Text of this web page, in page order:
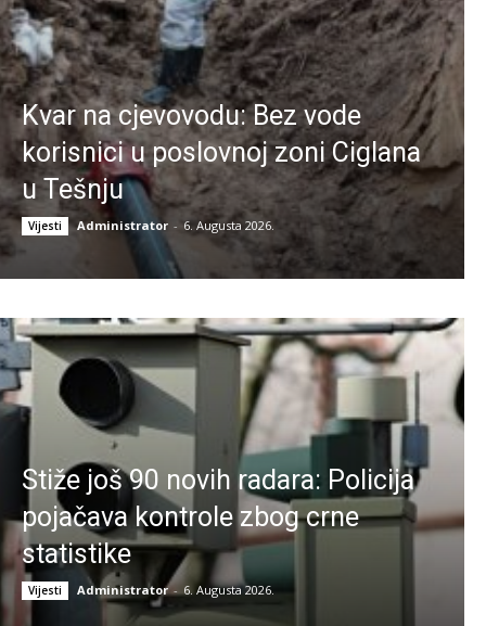
Kvar na cjevovodu: Bez vode
korisnici u poslovnoj zoni Ciglana
u Tešnju
Vijesti Administrator - 6. Augusta 2026.
Stiže još 90 novih radara: Policija
pojačava kontrole zbog crne
statistike
Vijesti Administrator - 6. Augusta 2026.